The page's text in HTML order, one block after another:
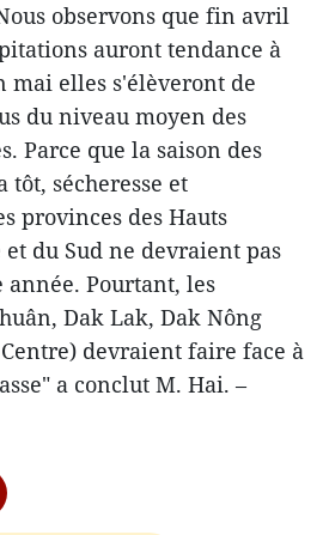
observons que fin avril
auront tendance à
mai elles s'élèveront de
du niveau moyen des
Parce que la saison des
sécheresse et
provinces des Hauts
du Sud ne devraient pas
Pourtant, les
Dak Lak, Dak Nông
devraient faire face à
a conclut M. Hai. –